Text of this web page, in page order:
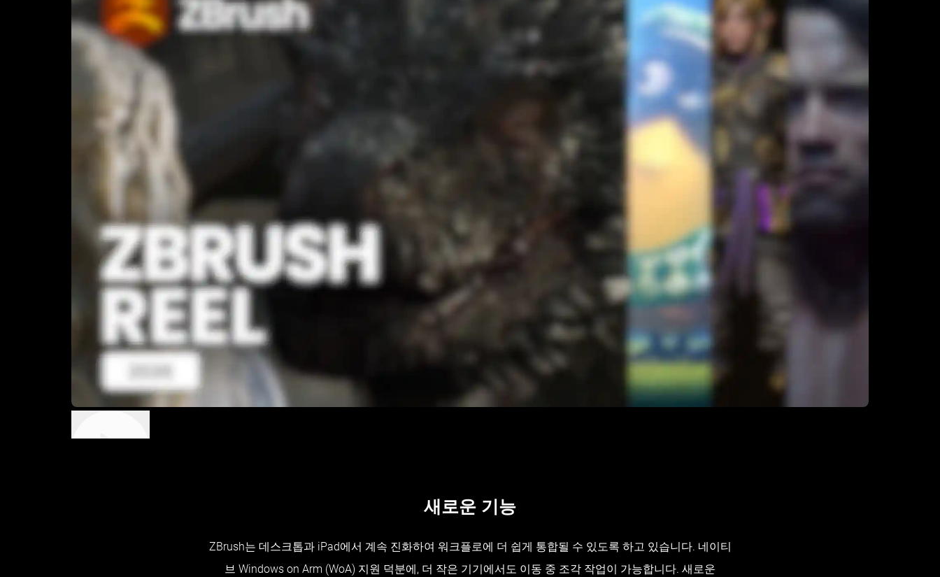
새로운 기능
ZBrush는 데스크톱과 iPad에서 계속 진화하여 워크플로에 더 쉽게 통합될 수 있도록 하고 있습니다. 네이티
브 Windows on Arm (WoA) 지원 덕분에, 더 작은 기기에서도 이동 중 조각 작업이 가능합니다. 새로운